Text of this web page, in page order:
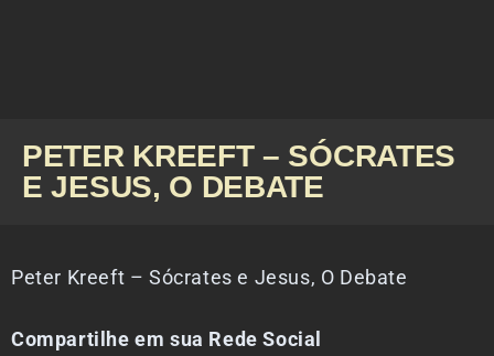
PETER KREEFT – SÓCRATES
E JESUS, O DEBATE
Peter Kreeft – Sócrates e Jesus, O Debate
Compartilhe em sua Rede Social